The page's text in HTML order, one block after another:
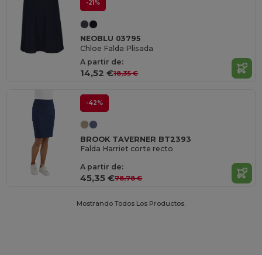
-21%
NEOBLU 03795
Chloe Falda Plisada
A partir de:
14,52 €18,35 €
-42%
BROOK TAVERNER BT2393
Falda Harriet corte recto
A partir de:
45,35 €78,78 €
Mostrando Todos Los Productos.